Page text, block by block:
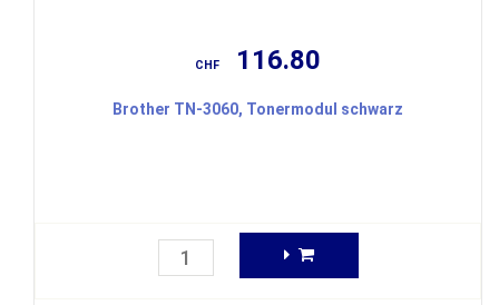
CHF 116.80
Brother TN-3060, Tonermodul schwarz